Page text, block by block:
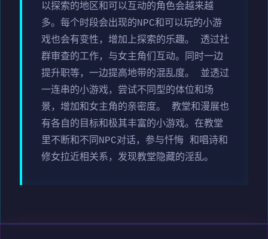
以探索的地区和可以互动的角色会越来越
多。每个时段会出现的NPC和可以玩的小游
戏也会有变性，增加上探索的乐趣。 透过社
群审查的工作，与女主角们互动。同时一边
提升职等，一边提高地带的混乱度。 並透过
一连串的小游戏，尝试不同型的体位和场
景，增加和女主角的亲密度。 教堂和漫展也
有各自的目标和极其丰富的小游戏。在教堂
里不断和不同NPC对话，参与忏悔 和唱诗和
修女拉近相关系，发现教堂隐藏的淫乱。